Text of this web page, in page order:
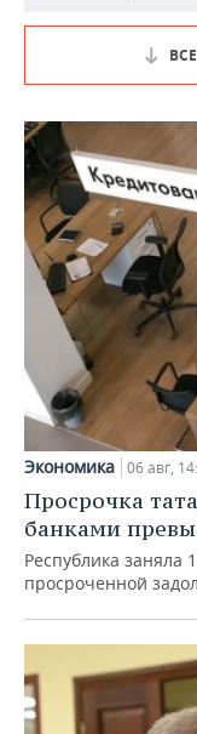
Экономика 06 авг,
Просрочка
банками
Республика заняла
просроченной